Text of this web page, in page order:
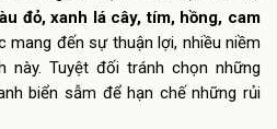
đỏ, xanh lá cây, tím, hồng, cam
mang đến sự thuận lợi, nhiều niềm
này. Tuyệt đối tránh chọn những
biển sẫm để hạn chế những rủi